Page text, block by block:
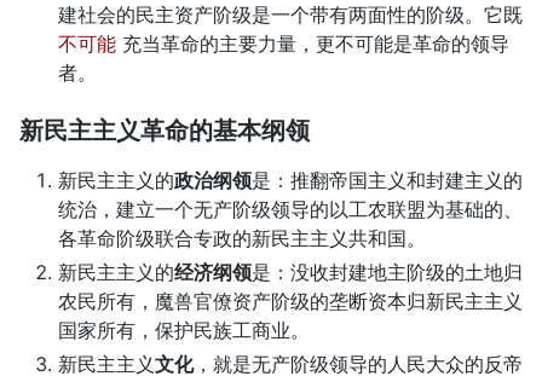
建社会的民主资产阶级是一个带有两面性的阶级。它既
不可能 充当革命的主要力量，更不可能是革命的领导
者。
新民主主义革命的基本纲领
新民主主义的政治纲领是：推翻帝国主义和封建主义的
统治，建立一个无产阶级领导的以工农联盟为基础的、
各革命阶级联合专政的新民主主义共和国。
新民主主义的经济纲领是：没收封建地主阶级的土地归
农民所有，魔兽官僚资产阶级的垄断资本归新民主主义
国家所有，保护民族工商业。
新民主主义文化，就是无产阶级领导的人民大众的反帝